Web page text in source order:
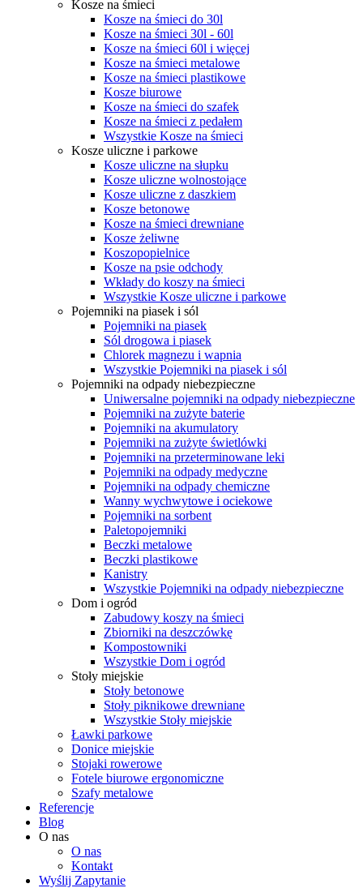
Kosze na śmieci
Kosze na śmieci do 30l
Kosze na śmieci 30l - 60l
Kosze na śmieci 60l i więcej
Kosze na śmieci metalowe
Kosze na śmieci plastikowe
Kosze biurowe
Kosze na śmieci do szafek
Kosze na śmieci z pedałem
Wszystkie Kosze na śmieci
Kosze uliczne i parkowe
Kosze uliczne na słupku
Kosze uliczne wolnostojące
Kosze uliczne z daszkiem
Kosze betonowe
Kosze na śmieci drewniane
Kosze żeliwne
Koszopopielnice
Kosze na psie odchody
Wkłady do koszy na śmieci
Wszystkie Kosze uliczne i parkowe
Pojemniki na piasek i sól
Pojemniki na piasek
Sól drogowa i piasek
Chlorek magnezu i wapnia
Wszystkie Pojemniki na piasek i sól
Pojemniki na odpady niebezpieczne
Uniwersalne pojemniki na odpady niebezpieczne
Pojemniki na zużyte baterie
Pojemniki na akumulatory
Pojemniki na zużyte świetlówki
Pojemniki na przeterminowane leki
Pojemniki na odpady medyczne
Pojemniki na odpady chemiczne
Wanny wychwytowe i ociekowe
Pojemniki na sorbent
Paletopojemniki
Beczki metalowe
Beczki plastikowe
Kanistry
Wszystkie Pojemniki na odpady niebezpieczne
Dom i ogród
Zabudowy koszy na śmieci
Zbiorniki na deszczówkę
Kompostowniki
Wszystkie Dom i ogród
Stoły miejskie
Stoły betonowe
Stoły piknikowe drewniane
Wszystkie Stoły miejskie
Ławki parkowe
Donice miejskie
Stojaki rowerowe
Fotele biurowe ergonomiczne
Szafy metalowe
Referencje
Blog
O nas
O nas
Kontakt
Wyślij Zapytanie